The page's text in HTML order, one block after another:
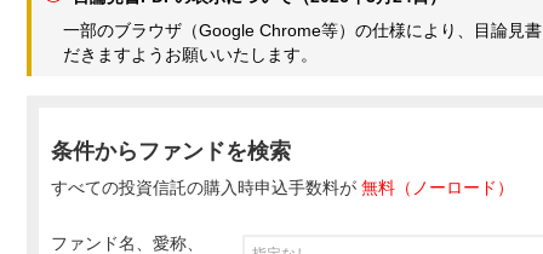
一部のブラウザ（Google Chrome等）の仕様により、目論見
だきますようお願いいたします。
条件からファンドを検索
すべての投資信託の購入時申込手数料が 無料（ノーロード）
ファンド名、愛称、